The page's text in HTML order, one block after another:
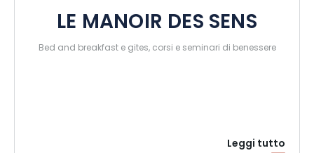
LE MANOIR DES SENS
Bed and breakfast e gites, corsi e seminari di benessere
Leggi tutto